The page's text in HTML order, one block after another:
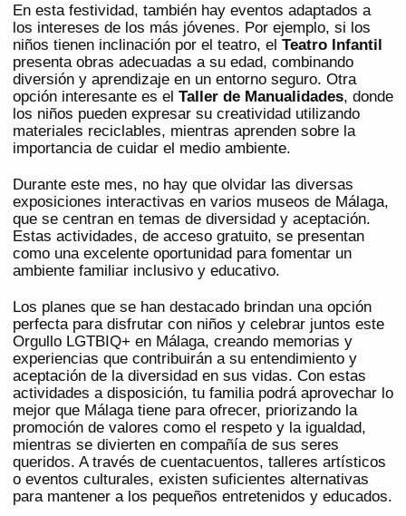
En esta festividad, también hay eventos adaptados a
los intereses de los más jóvenes. Por ejemplo, si los
niños tienen inclinación por el teatro, el Teatro Infantil
presenta obras adecuadas a su edad, combinando
diversión y aprendizaje en un entorno seguro. Otra
opción interesante es el Taller de Manualidades, donde
los niños pueden expresar su creatividad utilizando
materiales reciclables, mientras aprenden sobre la
importancia de cuidar el medio ambiente.
Durante este mes, no hay que olvidar las diversas
exposiciones interactivas en varios museos de Málaga,
que se centran en temas de diversidad y aceptación.
Estas actividades, de acceso gratuito, se presentan
como una excelente oportunidad para fomentar un
ambiente familiar inclusivo y educativo.
Los planes que se han destacado brindan una opción
perfecta para disfrutar con niños y celebrar juntos este
Orgullo LGTBIQ+ en Málaga, creando memorias y
experiencias que contribuirán a su entendimiento y
aceptación de la diversidad en sus vidas. Con estas
actividades a disposición, tu familia podrá aprovechar lo
mejor que Málaga tiene para ofrecer, priorizando la
promoción de valores como el respeto y la igualdad,
mientras se divierten en compañía de sus seres
queridos. A través de cuentacuentos, talleres artísticos
o eventos culturales, existen suficientes alternativas
para mantener a los pequeños entretenidos y educados.